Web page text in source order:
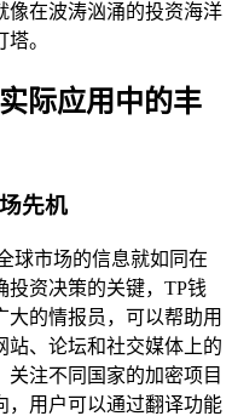
像在波涛汹涌的投资海洋
。
际应用中的丰
先机
球市场的信息就如同在
投资决策的关键，TP钱
的情报员，可以帮助用
站、论坛和社交媒体上的
注不同国家的加密项目
，用户可以通过翻译功能